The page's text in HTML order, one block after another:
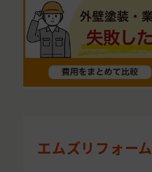
エムズリフォーム